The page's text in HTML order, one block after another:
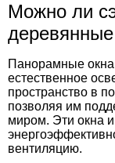
Можно ли
Панорамные окна
естественное
пространство в
позволяя им
миром. Эти окна
вентиляцию.